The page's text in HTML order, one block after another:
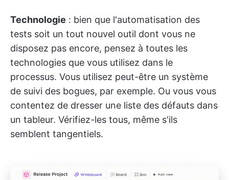
Technologie : bien que l'automatisation des
tests soit un tout nouvel outil dont vous ne
disposez pas encore, pensez à toutes les
technologies que vous utilisez dans le
processus. Vous utilisez peut-être un système
de suivi des bogues, par exemple. Ou vous vous
contentez de dresser une liste des défauts dans
un tableur. Vérifiez-les tous, même s'ils
semblent tangentiels.